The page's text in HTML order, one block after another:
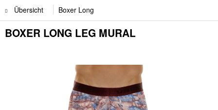
Übersicht Boxer Long
BOXER LONG LEG MURAL